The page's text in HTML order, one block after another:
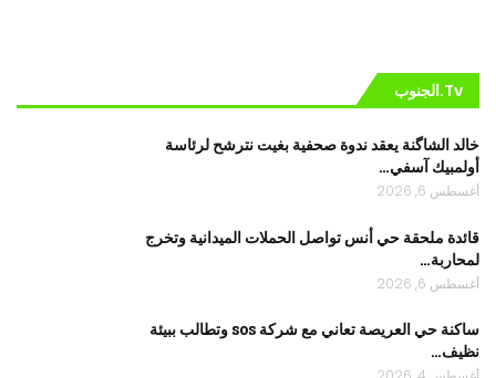
Tv.الجنوب
خالد الشاگنة يعقد ندوة صحفية بغيت نترشح لرئاسة
أولمبيك آسفي…
أغسطس 6, 2026
قائدة ملحقة حي أنس تواصل الحملات الميدانية وتخرج
لمحاربة…
أغسطس 6, 2026
ساكنة حي العريصة تعاني مع شركة sos وتطالب ببيئة
نظيف…